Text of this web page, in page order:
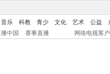
音乐 科教 青少 文化 艺术 公益
中国
赛事直播 网络电视客